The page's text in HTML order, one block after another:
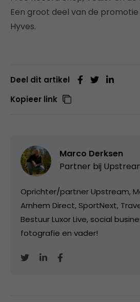
Een groot deel van de
Hyves.
Deel dit artikel
Kopieer link
Marco Derksen
Partner bij
Oprichter/partner Upstream,
Arnhem Direct, SportNext,
Bestuur Luxor Live, social
fotografie en vader!